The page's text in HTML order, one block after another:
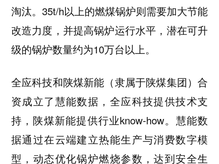
淘汰。35t/h以上的燃煤锅炉则需要加大节能
改造力度，并提高锅炉运行水平，潜在可升
级的锅炉数量约为10万台以上。
全应科技和陕煤新能（隶属于陕煤集团）合
资成立了慧能数据，全应科技提供技术支
持，陕煤新能提供行业know-how。慧能数
据通过在云端建立热能生产与消费数字模
型，动态优化锅炉燃烧参数，达到安全生